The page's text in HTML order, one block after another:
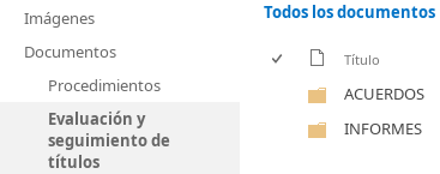
Imágenes
Documentos
Procedimientos
Evaluación y
seguimiento de
títulos
Todos los documentos
Título
ACUERDOS
INFORMES